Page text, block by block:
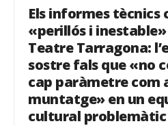
Els informes tècnics
«perillós i inestable»
Teatre Tarragona:
sostre fals que «no
cap paràmetre com
muntatge» en un
cultural